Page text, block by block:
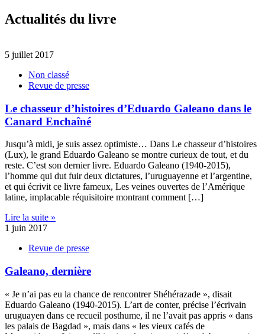
Actualités du livre
5 juillet 2017
Non classé
Revue de presse
Le chasseur d’histoires d’Eduardo Galeano dans le
Canard Enchaîné
Jusqu’à midi, je suis assez optimiste… Dans Le chasseur d’histoires
(Lux), le grand Eduardo Galeano se montre curieux de tout, et du
reste. C’est son dernier livre. Eduardo Galeano (1940-2015),
l’homme qui dut fuir deux dictatures, l’uruguayenne et l’argentine,
et qui écrivit ce livre fameux, Les veines ouvertes de l’Amérique
latine, implacable réquisitoire montrant comment […]
Lire la suite »
1 juin 2017
Revue de presse
Galeano, dernière
« Je n’ai pas eu la chance de rencontrer Shéhérazade », disait
Eduardo Galeano (1940-2015). L’art de conter, précise l’écrivain
uruguayen dans ce recueil posthume, il ne l’avait pas appris « dans
les palais de Bagdad », mais dans « les vieux cafés de